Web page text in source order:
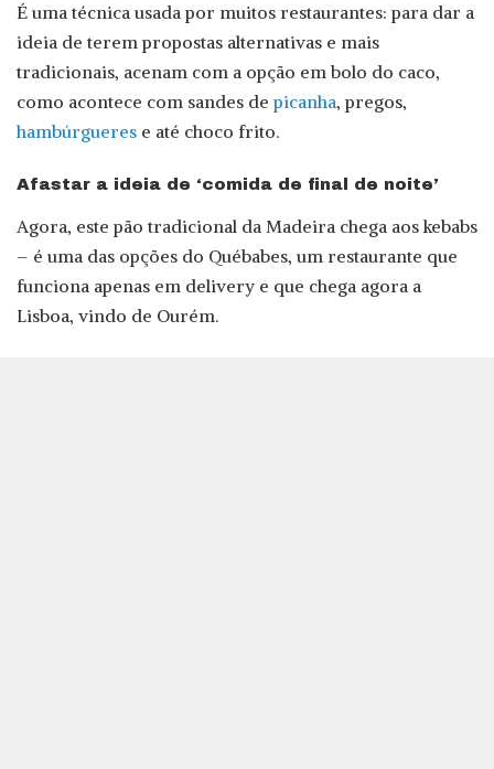
É uma técnica usada por muitos restaurantes: para dar a
ideia de terem propostas alternativas e mais
tradicionais, acenam com a opção em bolo do caco,
como acontece com sandes depicanha, pregos,
hambúrgueres e até choco frito.
Afastar a ideia de ‘comida de final de noite’
Agora, este pão tradicional da Madeira chega aos kebabs
– é uma das opções do Québabes, um restaurante que
funciona apenas em delivery e que chega agora a
Lisboa, vindo de Ourém.